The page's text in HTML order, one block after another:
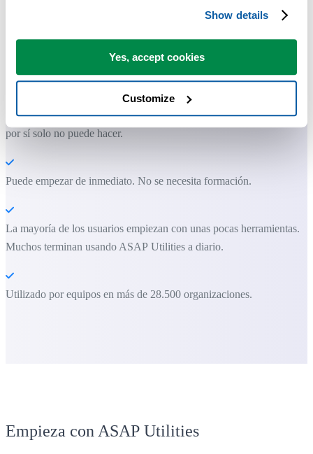
Show details
Yes, accept cookies
Customize
Ahorra tiempo en Excel. Así de fácil.
ASAP Utilities te ayuda a ahorrar tiempo y a hacer cosas que Excel
por sí solo no puede hacer.
Puede empezar de inmediato. No se necesita formación.
La mayoría de los usuarios empiezan con unas pocas herramientas.
Muchos terminan usando ASAP Utilities a diario.
Utilizado por equipos en más de 28.500 organizaciones.
Empieza con ASAP Utilities